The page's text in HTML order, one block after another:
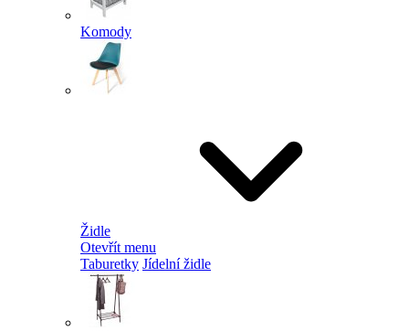
Komody
Židle
Otevřít menu
Taburetky Jídelní židle